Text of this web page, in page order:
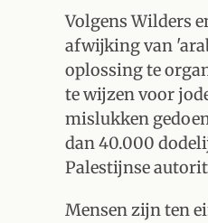
Volgens Wilders
afwijking van
oplossing te
te wijzen voor
mislukken
dan 40.000
Palestijnse
Mensen zijn ten